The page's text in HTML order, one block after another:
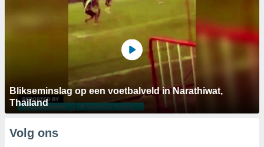
Blikseminslag op een voetbalveld in Narathiwat,
Thailand
Volg ons